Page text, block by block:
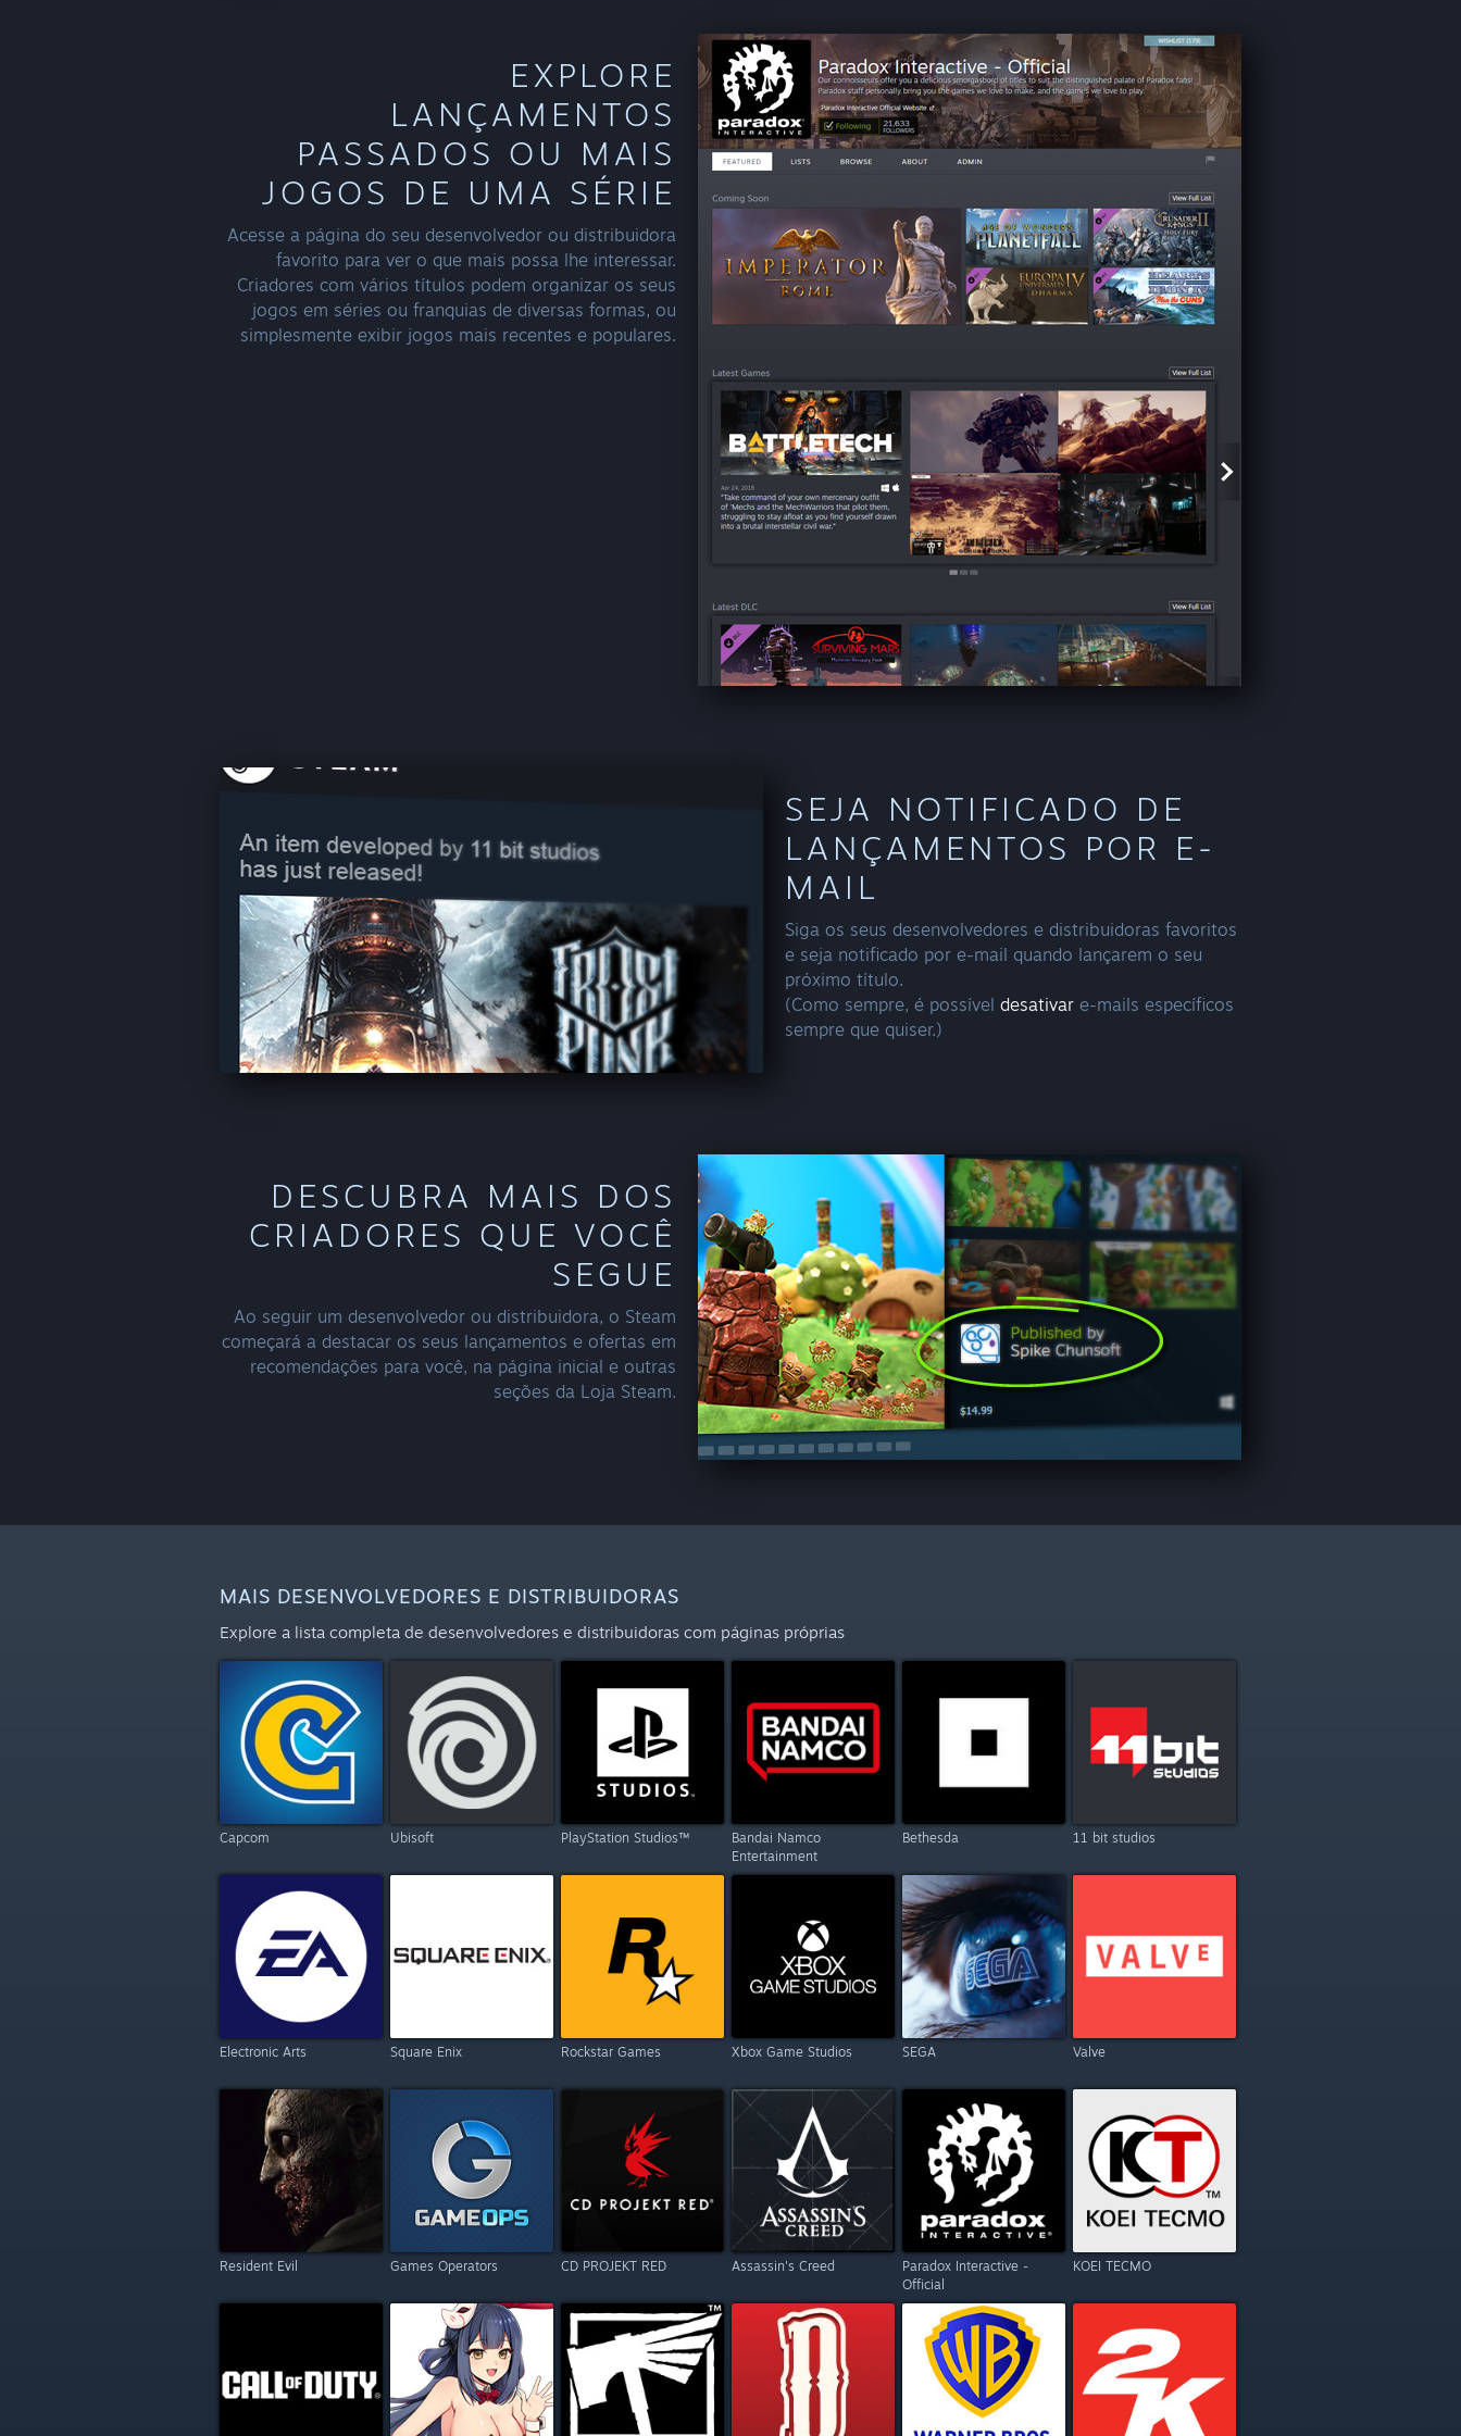
EXPLORE
LANÇAMENTOS
PASSADOS OU MAIS
JOGOS DE UMA SÉRIE
Acesse a página do seu desenvolvedor ou distribuidora
favorito para ver o que mais possa lhe interessar.
Criadores com vários títulos podem organizar os seus
jogos em séries ou franquias de diversas formas, ou
simplesmente exibir jogos mais recentes e populares.
SEJA NOTIFICADO DE
LANÇAMENTOS POR E-
MAIL
Siga os seus desenvolvedores e distribuidoras favoritos
e seja notificado por e-mail quando lançarem o seu
próximo título.
(Como sempre, é possível desativar e-mails específicos
sempre que quiser.)
DESCUBRA MAIS DOS
CRIADORES QUE VOCÊ
SEGUE
Ao seguir um desenvolvedor ou distribuidora, o Steam
começará a destacar os seus lançamentos e ofertas em
recomendações para você, na página inicial e outras
seções da Loja Steam.
MAIS DESENVOLVEDORES E DISTRIBUIDORAS
Explore a lista completa de desenvolvedores e distribuidoras com páginas próprias
Capcom Ubisoft PlayStation Studios™
Bandai Namco
Entertainment
Bethesda 11 bit studios
Electronic Arts Square Enix Rockstar Games Xbox Game Studios SEGA Valve
Resident Evil Games Operators CD PROJEKT RED Assassin's Creed
Paradox Interactive -
Official
KOEI TECMO